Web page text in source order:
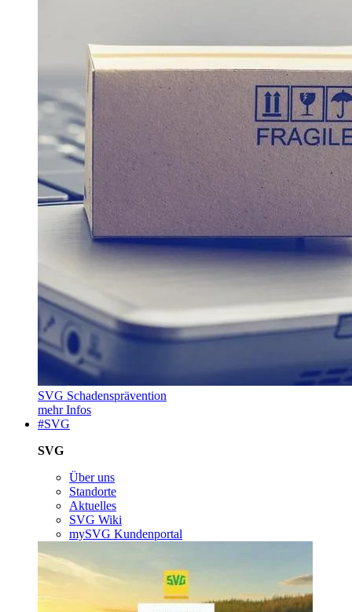
SVG Schadensprävention
mehr Infos
#SVG
SVG
Über uns
Standorte
Aktuelles
SVG Wiki
mySVG Kundenportal